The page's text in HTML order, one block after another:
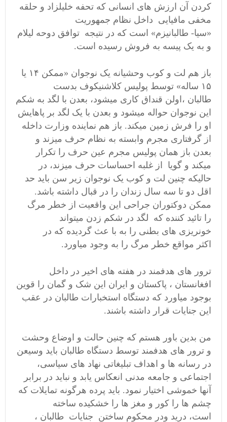
کردن آن ارزش های انسانی که تحفه خلیلزاد و حلقه
مخفی مافیایی داخل نظام جمهوریت
«سیا- طالبانیزم» است که در نتیجه توافق دوحه لیلام
و به یک پیسه به فروش رسیده است.
باز هم لت و کوب وحشیانه یک نوجوان «ممکن ۱۴ یا
۱۵ ساله» توسط پولیس کلاشنیکوف بدست
طالبان ،اولن قنداق کاری میشود، بعدن با لگد به شکم
این نوجوان حواله میشود و بعدن با یک لگد بر پاهایش
او را فرش زمین میکند. باز هم نماینده وزارت داخله
از گرفتاری مجرم وابسته به نظام حرف میزند و
بعدن باز همان پولیس مجرم عین حرف را تکرار
میکند و گویا از غلبه احساسات حرف میزند، در
حالیکه چنین لت و کوب یک نوجوان زیر سن باید حد
اقل دو تا سه سال زندان را در قبال داشته باشد.
ممکن دوکتوران جراحی این واقعیت از خطر مرگ
را تائید کننده که لگد در شکم زدن میتواند
خونریزی های بطنی را به با عث گردیده که در
اکثر مواقع خطر مرگ را به وجود میاورد.
ترور های هدفمند در هفته های اخیر در داخل
افغانستان ، پاکستان و ایران این شک و گمان را قوین
بوجود میاورد که دستگاه استخبارات طالبان در عقب
این جنایات قرار داشته باشند.
من بدین باور هستم که چنین حالت و اوضاع وحشت
و ترور های هدفمند توسط دستگاه طالبان باید وسیعن
در رسانه ها و اهداف تبلیغاتی نهاد های سیاسی،
اجتماعی و جامعه مدنی انعکاس یابد و نباید در برابر
آنها خموشی اختیار نمود. باید پرده هرگونه تمایلات که
چشم ها را کور و مغز ها را خشکیده ساخته
است، درید ودر محکوم ساختن جنایات طالبان ،